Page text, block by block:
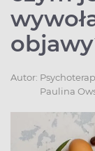
Autor:
Paulina